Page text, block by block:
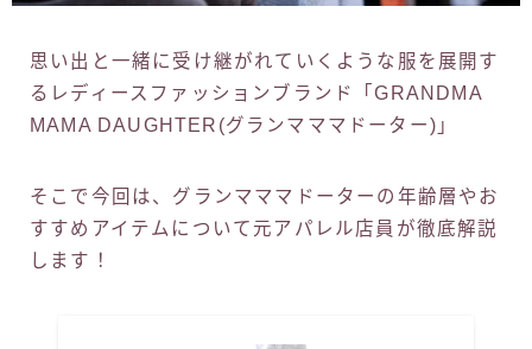
思い出と一緒に受け継がれていくような服を展開す
るレディースファッションブランド「GRANDMA
MAMA DAUGHTER(グランマママドーター)」
そこで今回は、グランマママドーターの年齢層やお
すすめアイテムについて元アパレル店員が徹底解説
します！